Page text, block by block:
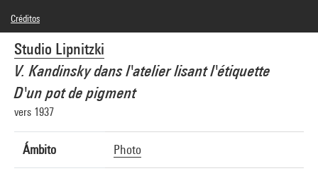
Studio Lipnitzki
V. Kandinsky dans l'atelier lisant l'étiquette
D'un pot de pigment
vers 1937
Ámbito Photo
Créditos
© Boris Lipnitzki / Agence Roger-Viollet
Créditos fotográficos : Georges Meguerditchian - Centre Pompidou, MNAM-CCI
Referencia de la imagen : 4N04306
Difusión de la imagen :GrandPalaisRmnPhoto